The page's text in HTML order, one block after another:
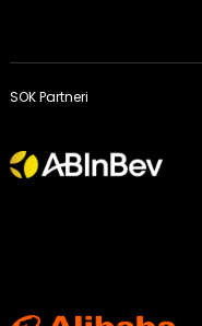
SOK Partneri